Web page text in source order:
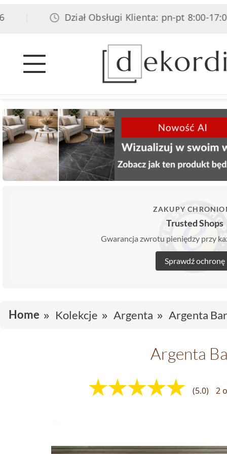
Dział Obsługi Klienta: pn-pt 8:00-17:00,
ZAKUPY
Trusted Shops
Gwarancja zwrotu pieniędzy przy
Sprawdź ochronę
Home Kolekcje Argenta Argenta
Argenta
(5.0) 2